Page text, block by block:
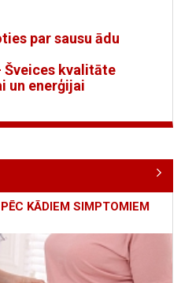
par sausu ādu
Šveices kvalitāte
un enerģijai
KĀDIEM SIMPTOMIEM